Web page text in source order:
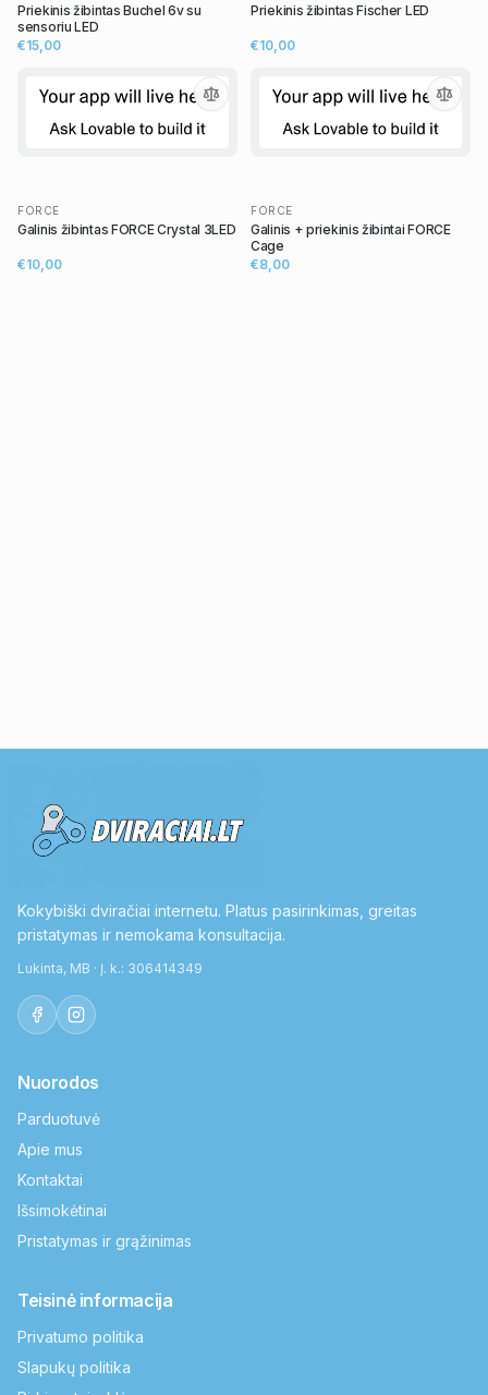
Priekinis žibintas Buchel 6v su
sensoriu LED
€15,00
Priekinis žibintas Fischer LED
€10,00
FORCE
Galinis žibintas FORCE Crystal 3LED
€10,00
FORCE
Galinis + priekinis žibintai FORCE
Cage
€8,00
Kokybiški dviračiai internetu. Platus pasirinkimas, greitas
pristatymas ir nemokama konsultacija.
Lukinta, MB · Į. k.: 306414349
Nuorodos
Parduotuvė
Apie mus
Kontaktai
Išsimokėtinai
Pristatymas ir grąžinimas
Teisinė informacija
Privatumo politika
Slapukų politika